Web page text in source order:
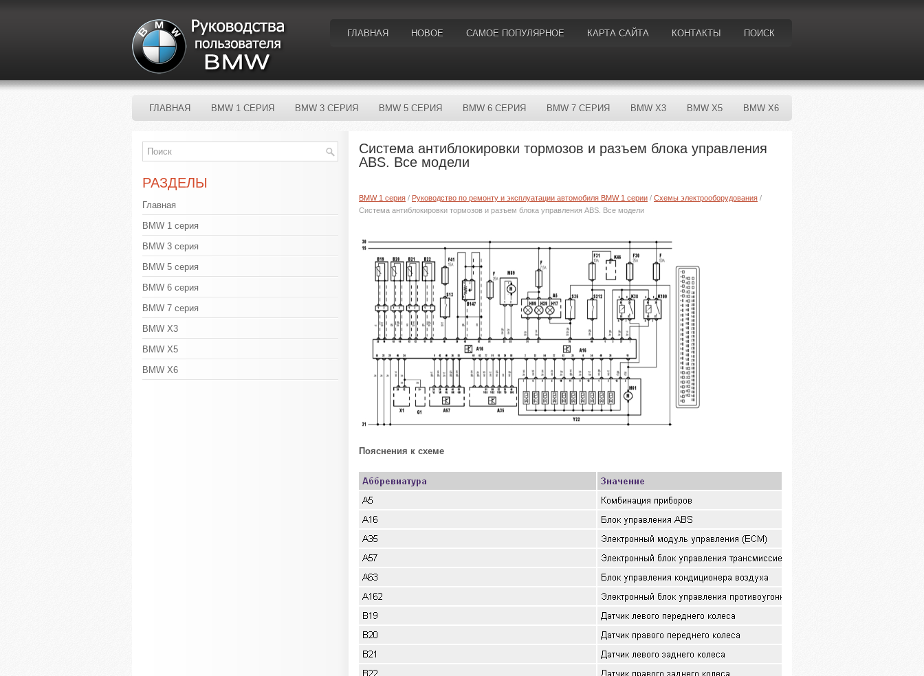
ГЛАВНАЯ НОВОЕ САМОЕ ПОПУЛЯРНОЕ КАРТА САЙТА КОНТАКТЫ ПОИСК
ГЛАВНАЯ BMW 1 СЕРИЯ BMW 3 СЕРИЯ BMW 5 СЕРИЯ BMW 6 СЕРИЯ BMW 7 СЕРИЯ BMW X3 BMW X5 BMW X6
Система антиблокировки тормозов и разъем блока управления
ABS. Все модели
BMW 1 серия / Руководство по ремонту и эксплуатации автомобиля BMW 1 серии / Схемы электрооборудования /
Система антиблокировки тормозов и разъем блока управления ABS. Все модели
Пояснения к схеме
РАЗДЕЛЫ
Главная
BMW 1 серия
BMW 3 серия
BMW 5 серия
BMW 6 серия
BMW 7 серия
BMW X3
BMW X5
BMW X6